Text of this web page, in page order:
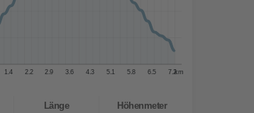
1.4 2.2 2.9 3.6 4.3 5.1 5.8 6.5 7.2km
Länge Höhenmeter